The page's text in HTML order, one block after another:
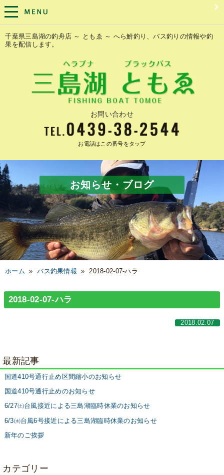
千葉県三島湖の釣舟店 ～ ともゑ ～ へら鮒釣り、バス釣りの情報や釣
果を配信します。
お問い合わせ
お電話はこの番号をタップ
お知らせ・ブログ
ホーム »バス釣果情報 »2018-02-07-ハラ
2018-02-07-ハラ
2018.02.07
最新記事
国道410号通行止め区間縮小のお知らせ
国道410号通行止めのお知らせ
6/27㈯台風接近による三島湖臨時休業のお知らせ
6/3㈬台風6号接近による三島湖臨時休業のお知らせ
新年のご挨拶
カテゴリー